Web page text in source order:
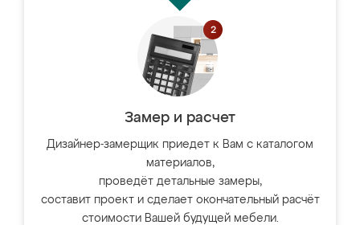
Замер и расчет
Дизайнер-замерщик приедет к Вам с каталогом
материалов,
проведёт детальные замеры,
составит проект и сделает окончательный расчёт
стоимости Вашей будущей мебели.